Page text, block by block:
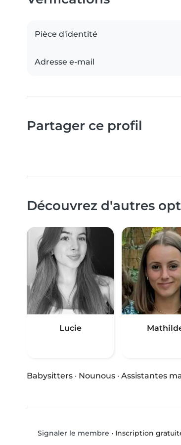
Pièce d'identité
Adresse e-mail
Partager ce profil
Découvrez d'autres
Lucie
Babysitters · Nounous · Assistantes
Signaler le membre • Inscription